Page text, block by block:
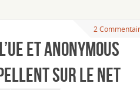
2
l’UE et anonymous
sur le net